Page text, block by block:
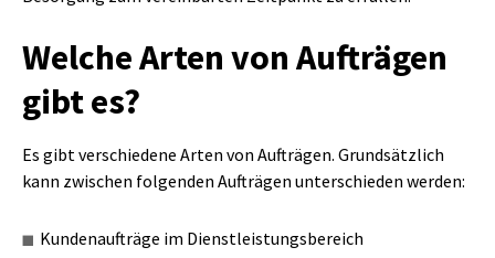
Welche Arten von Aufträgen
gibt es?
Es gibt verschiedene Arten von Aufträgen. Grundsätzlich
kann zwischen folgenden Aufträgen unterschieden werden:
Kundenaufträge im Dienstleistungsbereich